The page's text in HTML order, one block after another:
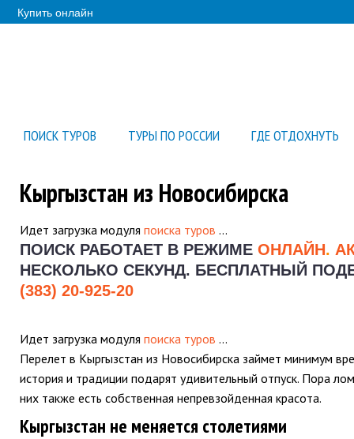
Купить онлайн
ПОИСК ТУРОВ ТУРЫ ПО РОССИИ ГДЕ ОТДОХНУТЬ
Кыргызcтан из Новосибирска
Идет загрузка модуля поиска туров …
ПОИСК РАБОТАЕТ В РЕЖИМЕ ОНЛАЙН.
НЕСКОЛЬКО СЕКУНД. БЕСПЛАТНЫЙ
(383) 20-925-20
Идет загрузка модуля поиска туров …
Перелет в Кыргызстан из Новосибирска займет минимум
история и традиции подарят удивительный отпуск. Пора
них также есть собственная непревзойденная красота.
Кыргызстан не меняется столетиями